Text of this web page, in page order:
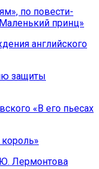
по повести-
принц»
английского
защиты
«В его пьесах
Лермонтова